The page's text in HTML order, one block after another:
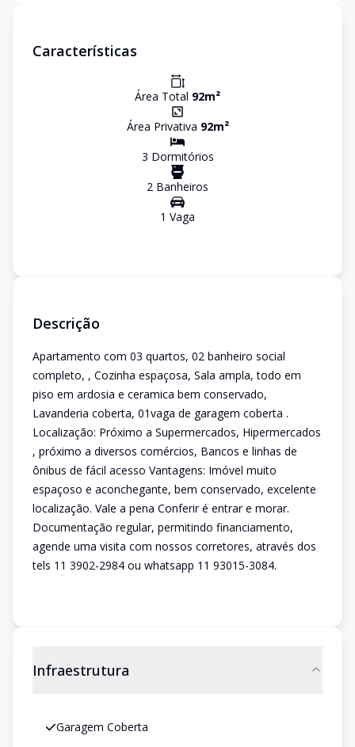
Características
Área Total 92m²
Área Privativa 92m²
3 Dormitórios
2 Banheiros
1 Vaga
Descrição
Apartamento com 03 quartos, 02 banheiro social
completo, , Cozinha espaçosa, Sala ampla, todo em
piso em ardosia e ceramica bem conservado,
Lavanderia coberta, 01vaga de garagem coberta .
Localização: Próximo a Supermercados, Hipermercados
, próximo a diversos comércios, Bancos e linhas de
ônibus de fácil acesso Vantagens: Imóvel muito
espaçoso e aconchegante, bem conservado, excelente
localização. Vale a pena Conferir é entrar e morar.
Documentação regular, permitindo financiamento,
agende uma visita com nossos corretores, através dos
tels 11 3902-2984 ou whatsapp 11 93015-3084.
Infraestrutura
Garagem Coberta